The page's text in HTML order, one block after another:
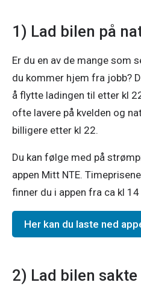
1) Lad bilen på
Er du en av de mange som
du kommer hjem fra jobb?
å flytte ladingen til etter kl
ofte lavere på kvelden og
billigere etter kl 22.
Du kan følge med på
appen Mitt NTE.
Her kan du laste ned
2) Lad bilen sakte